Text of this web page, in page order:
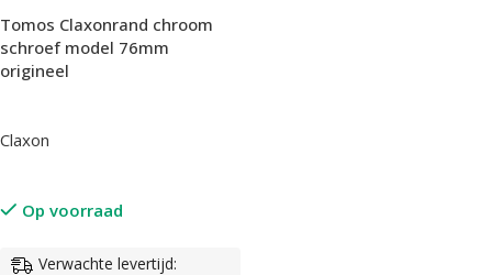
Tomos Claxonrand chroom
schroef model 76mm
origineel
Claxon
Op voorraad
Verwachte levertijd: